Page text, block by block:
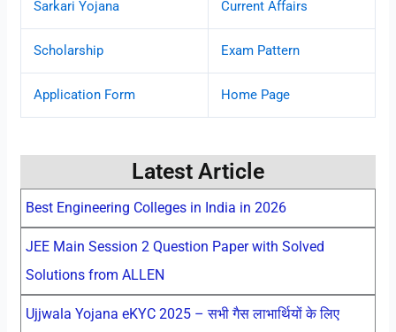
Sarkari Yojana Current Affairs
Scholarship Exam Pattern
Application Form Home Page
Latest Article
Best Engineering Colleges in India in 2026
JEE Main Session 2 Question Paper with Solved
Solutions from ALLEN
Ujjwala Yojana eKYC 2025 – सभी गैस लाभार्थियों के लिए